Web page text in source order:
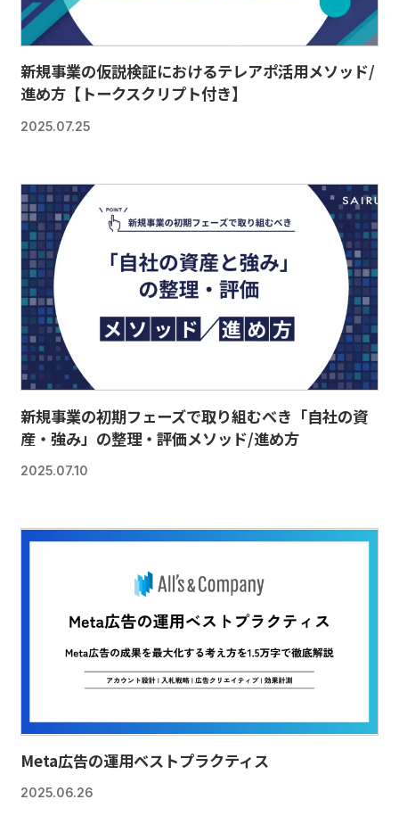
新規事業の仮説検証におけるテレアポ活用メソッド/
進め方【トークスクリプト付き】
2025.07.25
新規事業の初期フェーズで取り組むべき「自社の資
産・強み」の整理・評価メソッド/進め方
2025.07.10
Meta広告の運用ベストプラクティス
2025.06.26